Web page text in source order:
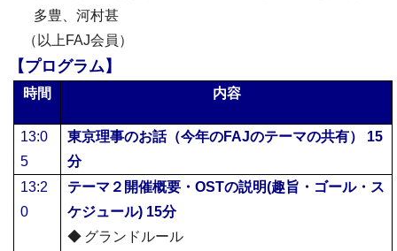
多豊、河村甚
（以上 FAJ会員）
【プログラム】
時間 内容
13:0
5
東京理事のお話（今年のFAJのテーマの共有）
15
分
13:2
0
テーマ２開催概要・ OSTの説明(趣旨・ゴール・ス
ケジュール) 15分
◆ グランドルール